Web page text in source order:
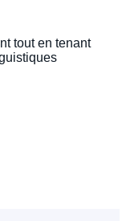
tout en tenant